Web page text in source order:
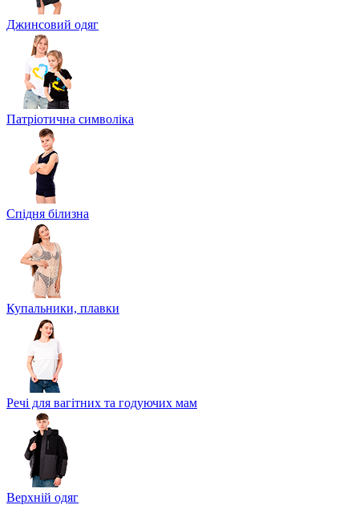
Джинсовий одяг
Патріотична символіка
Спідня білизна
Купальники, плавки
Речі для вагітних та годуючих мам
Верхній одяг